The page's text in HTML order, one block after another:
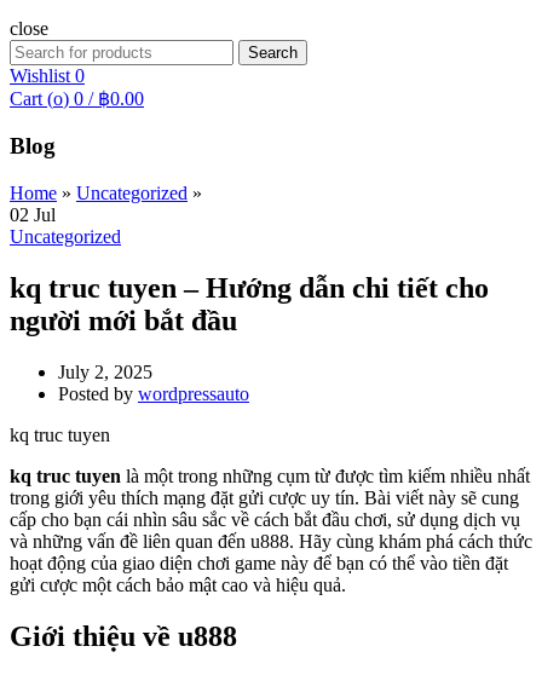
close
Search
for:
Search
Wishlist 0
Cart (o) 0 / ฿0.00
Blog
Home » Uncategorized »
02 Jul
Uncategorized
kq truc tuyen – Hướng dẫn chi tiết cho
người mới bắt đầu
July 2, 2025
Posted by wordpressauto
kq truc tuyen
kq truc tuyen là một trong những cụm từ được tìm kiếm nhiều nhất
trong giới yêu thích mạng đặt gửi cược uy tín. Bài viết này sẽ cung
cấp cho bạn cái nhìn sâu sắc về cách bắt đầu chơi, sử dụng dịch vụ
và những vấn đề liên quan đến u888. Hãy cùng khám phá cách thức
hoạt động của giao diện chơi game này để bạn có thể vào tiền đặt
gửi cược một cách bảo mật cao và hiệu quả.
Giới thiệu về u888